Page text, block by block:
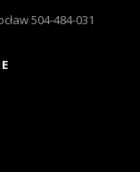
504-484-031